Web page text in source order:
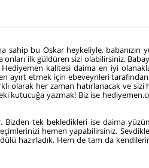
sahip bu Oskar heykeliyle,
ilk güldüren sizi olabilirsiniz.
Hediyemen kalitesi daima en iyi
ayırt etmek için ebeveynleri
olarak her zaman hatırlanacak ve sizi
kutucuğa yazmak! Biz ise
Bizden tek bekledikleri ise daima
hemen yapabilirsiniz.
hazırladık. Hem de tam da